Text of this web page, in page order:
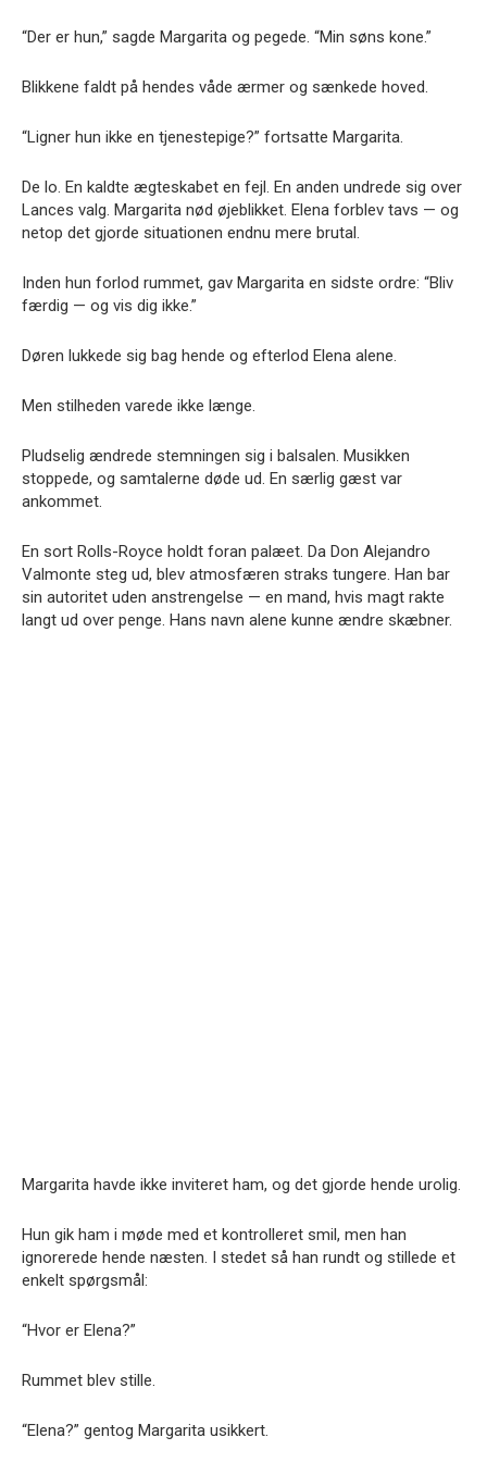
“Der er hun,” sagde Margarita og pegede. “Min søns kone.”
Blikkene faldt på hendes våde ærmer og sænkede hoved.
“Ligner hun ikke en tjenestepige?” fortsatte Margarita.
De lo. En kaldte ægteskabet en fejl. En anden undrede sig over
Lances valg. Margarita nød øjeblikket. Elena forblev tavs — og
netop det gjorde situationen endnu mere brutal.
Inden hun forlod rummet, gav Margarita en sidste ordre: “Bliv
færdig — og vis dig ikke.”
Døren lukkede sig bag hende og efterlod Elena alene.
Men stilheden varede ikke længe.
Pludselig ændrede stemningen sig i balsalen. Musikken
stoppede, og samtalerne døde ud. En særlig gæst var
ankommet.
En sort Rolls-Royce holdt foran palæet. Da Don Alejandro
Valmonte steg ud, blev atmosfæren straks tungere. Han bar
sin autoritet uden anstrengelse — en mand, hvis magt rakte
langt ud over penge. Hans navn alene kunne ændre skæbner.
Margarita havde ikke inviteret ham, og det gjorde hende urolig.
Hun gik ham i møde med et kontrolleret smil, men han
ignorerede hende næsten. I stedet så han rundt og stillede et
enkelt spørgsmål:
“Hvor er Elena?”
Rummet blev stille.
“Elena?” gentog Margarita usikkert.